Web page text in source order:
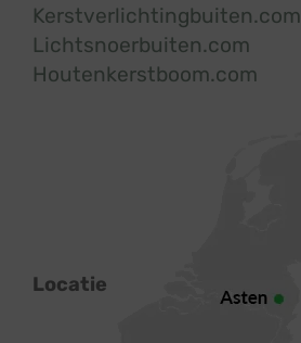
Kerstverlichtingbuiten.com
Lichtsnoerbuiten.com
Houtenkerstboom.com
Locatie